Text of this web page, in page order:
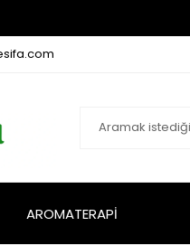
AROMATERAPİ